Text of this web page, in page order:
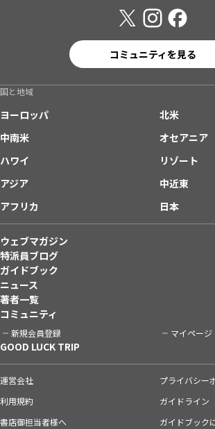
コミュニティを見る
国と地域
ヨーロッパ
北米
中南米
オセアニア
ハワイ
リゾート
アジア
中近東
アフリカ
日本
ウェブマガジン
特派員ブログ
ガイドブック
ニュース
著者一覧
コミュニティ
新規会員登録 マイページ
GOOD LUCK TRIP
運営会社
プライバシー
利用規約
ガイドライン
書店御担当者様へ
ガイドブック